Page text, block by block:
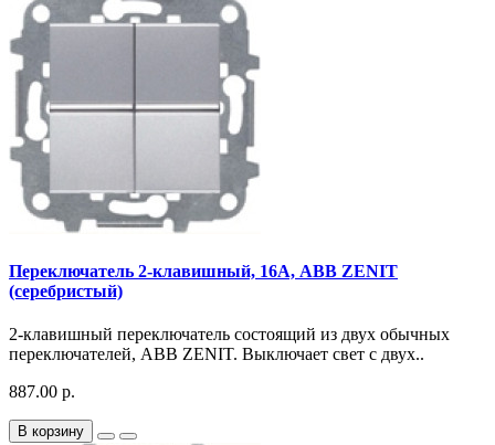
Переключатель 2-клавишный, 16А, ABB ZENIT
(серебристый)
2-клавишный переключатель состоящий из двух обычных
переключателей, ABB ZENIT. Выключает свет с двух..
887.00 р.
В корзину